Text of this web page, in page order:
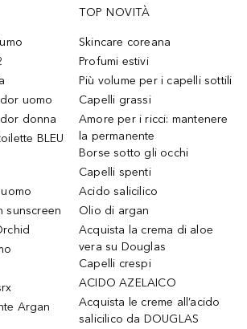
uomo
donna
BLEU
sunscreen
Argan
TOP NOVITÀ
Skincare coreana
Profumi estivi
Più volume per i capelli sottili
Capelli grassi
Amore per i ricci: mantenere
la permanente
Borse sotto gli occhi
Capelli spenti
Acido salicilico
Olio di argan
Acquista la crema di aloe
vera su Douglas
Capelli crespi
ACIDO AZELAICO
Acquista le creme all’acido
salicilico da DOUGLAS